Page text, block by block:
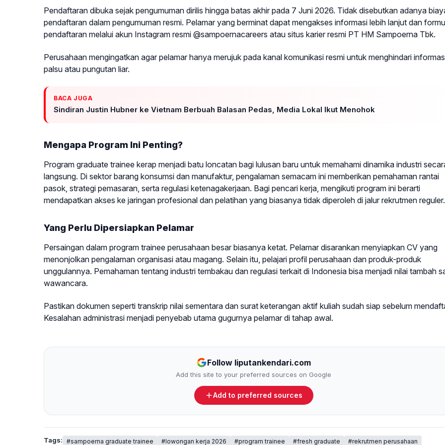
Pendaftaran dibuka sejak pengumuman dirilis hingga batas akhir pada 7 Juni 2026. Tidak disebutkan adanya
pendaftaran dalam pengumuman resmi. Pelamar yang berminat dapat mengakses informasi lebih lanjut dan
pendaftaran melalui akun Instagram resmi @sampoernacareers atau situs karier resmi PT HM Sampoerna Tbk.
Perusahaan mengingatkan agar pelamar hanya merujuk pada kanal komunikasi resmi untuk menghindari
palsu atau pungutan liar.
BACA JUGA
Sindiran Justin Hubner ke Vietnam Berbuah Balasan Pedas, Media Lokal Ikut Menohok
Mengapa Program Ini Penting?
Program graduate trainee kerap menjadi batu loncatan bagi lulusan baru untuk memahami dinamika industri
langsung. Di sektor barang konsumsi dan manufaktur, pengalaman semacam ini memberikan pemahaman rantai
pasok, strategi pemasaran, serta regulasi ketenagakerjaan. Bagi pencari kerja, mengikuti program ini berarti
mendapatkan akses ke jaringan profesional dan pelatihan yang biasanya tidak diperoleh di jalur rekrutmen reguler.
Yang Perlu Dipersiapkan Pelamar
Persaingan dalam program trainee perusahaan besar biasanya ketat. Pelamar disarankan menyiapkan CV yang
menonjolkan pengalaman organisasi atau magang. Selain itu, pelajari profil perusahaan dan produk-produk
unggulannya. Pemahaman tentang industri tembakau dan regulasi terkait di Indonesia bisa menjadi nilai tambah
wawancara.
Pastikan dokumen seperti transkrip nilai sementara dan surat keterangan aktif kuliah sudah siap sebelum
Kesalahan administrasi menjadi penyebab utama gugurnya pelamar di tahap awal.
Follow liputankendari.com
Add this site to your preferred sources on Google
Add to preferred sources
Tags: #sampoerna graduate trainee #lowongan kerja 2026 #program trainee #fresh graduate #rekrutmen perusahaan